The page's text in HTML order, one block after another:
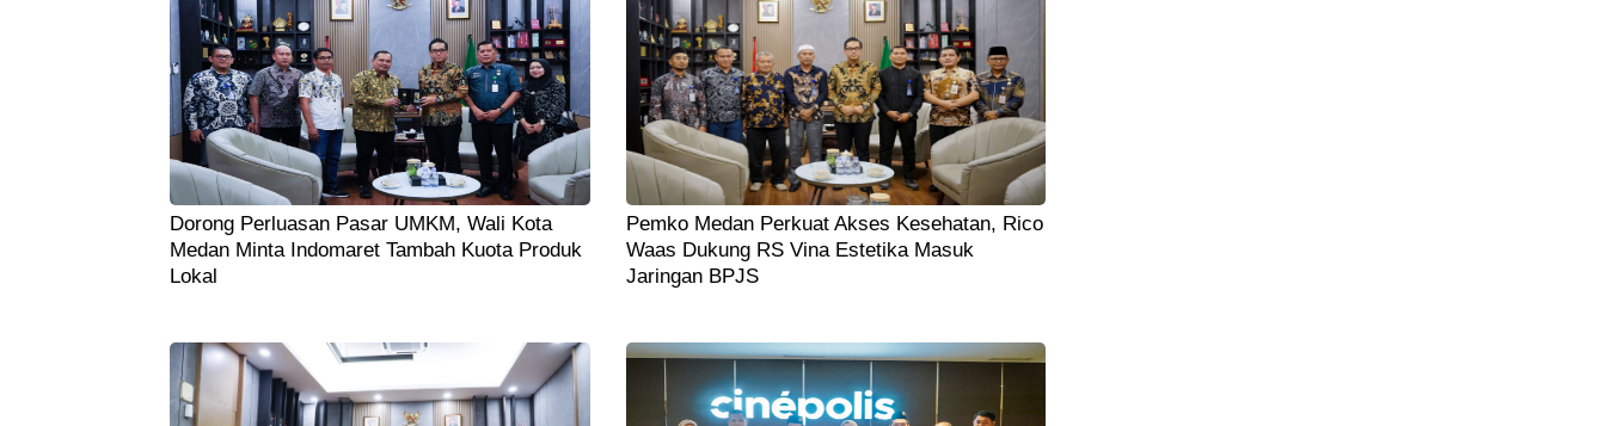
Dorong Perluasan Pasar UMKM, Wali Kota
Medan Minta Indomaret Tambah Kuota Produk
Lokal
Pemko Medan Perkuat Akses Kesehatan, Rico
Waas Dukung RS Vina Estetika Masuk
Jaringan BPJS